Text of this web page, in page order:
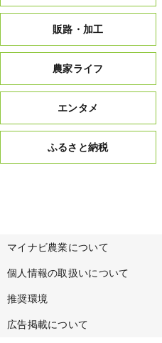
販路・加工
農家ライフ
エンタメ
ふるさと納税
マイナビ農業について
個人情報の取扱いについて
推奨環境
広告掲載について